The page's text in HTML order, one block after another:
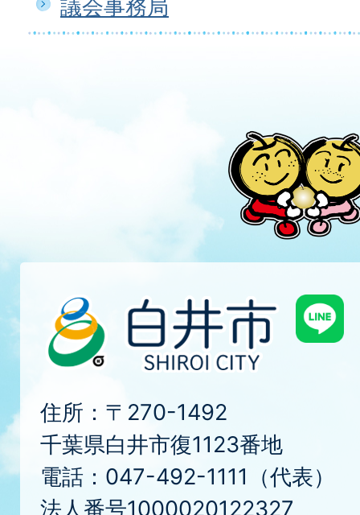
議会事務局
住所：〒270-1492
千葉県白井市復1123番地
電話：047-492-1111（代表）
法人番号1000020122327